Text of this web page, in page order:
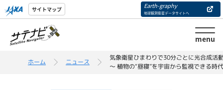
サイトマップ Earth-graphy
地球観測衛星データサイトへ
menu
ホーム ニュース
気象衛星ひまわりで30分ごとに光合成活
～ 植物の“昼寝”を宇宙から監視できる時